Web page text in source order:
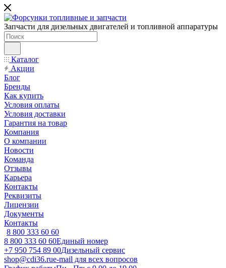
Запчасти для дизельных двигателей и топливной аппаратуры
Каталог
Акции
Блог
Бренды
Как купить
Условия оплаты
Условия доставки
Гарантия на товар
Компания
О компании
Новости
Команда
Отзывы
Карьера
Контакты
Реквизиты
Лицензии
Документы
Контакты
8 800 333 60 60
8 800 333 60 60Единый номер
+7 950 754 89 00Дизельный сервис
shop@cdi36.rue-mail для всех вопросов